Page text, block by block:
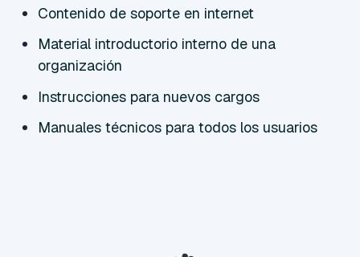
Contenido de soporte en internet
Material introductorio interno de una
organización
Instrucciones para nuevos cargos
Manuales técnicos para todos los usuarios